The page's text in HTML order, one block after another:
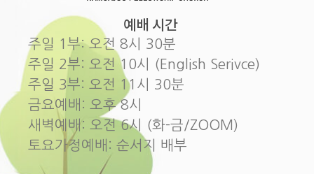
예배 시간
주일 1부: 오전 8시 30분
주일 2부: 오전 10시 (English Serivce)
주일 3부: 오전 11시 30분
금요예배: 오후 8시
새벽예배: 오전 6시 (화-금/ZOOM)
토요가정예배: 순서지 배부